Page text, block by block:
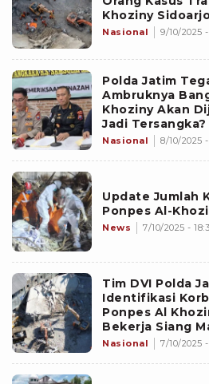
Khoziny
Nasional 9/10/2025
Polda Jatim
Ambruknya
Khoziny Akan
Jadi Tersangka?
Nasional 8/10/2025
Update Jumlah
Ponpes Al-
News 7/10/2025 -
Tim DVI Polda
Identifikasi
Ponpes Al
Bekerja Siang
Nasional 7/10/2025 -